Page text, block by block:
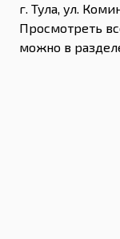
г. Тула, ул.
Просмотреть
можно в